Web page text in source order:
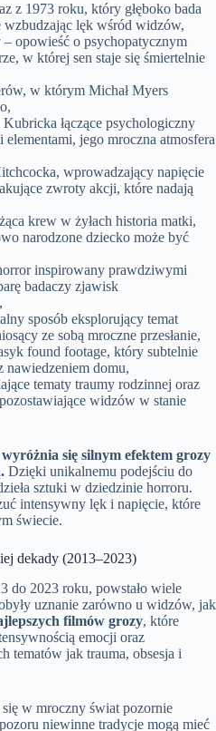
z 1973 roku, który głęboko bada
wzbudzając lęk wśród widzów,
– opowieść o psychopatycznym
w której sen staje się śmiertelnie
w którym Michał Myers
Kubricka łączące psychologiczny
jego mroczna atmosfera
wprowadzający napięcie
zwroty akcji, które nadają
krew w żyłach historia matki,
narodzone dziecko może być
inspirowany prawdziwymi
badaczy zjawisk
sposób eksplorujący temat
ze sobą mroczne przesłanie,
found footage, który subtelnie
nawiedzeniem domu,
tematy traumy rodzinnej oraz
widzów w stanie
się silnym efektem grozy
Dzięki unikalnemu podejściu do
sztuki w dziedzinie horroru.
intensywny lęk i napięcie, które
świecie.
dekady (2013–2023)
do 2023 roku, powstało wiele
uznanie zarówno u widzów, jak
filmów grozy, które
emocji oraz
tematów jak trauma, obsesja i
w mroczny świat pozornie
niewinne tradycje mogą mieć